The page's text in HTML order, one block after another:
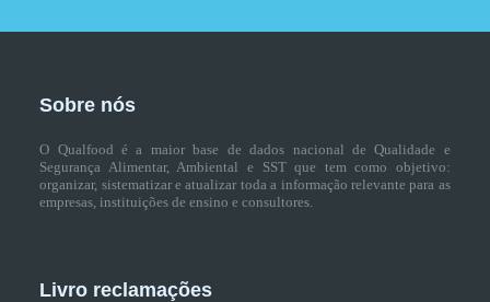
Sobre nós
O Qualfood é a maior base de dados nacional de Qualidade e
Segurança Alimentar, Ambiental e SST que tem como objetivo:
organizar, sistematizar e atualizar toda a informação relevante para as
empresas, instituições de ensino e consultores.
Livro reclamações